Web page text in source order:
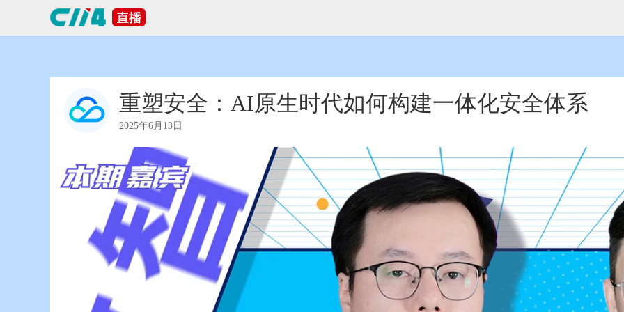
重塑安全：AI原生时代如何构建一体化安全体系
2025年6月13日